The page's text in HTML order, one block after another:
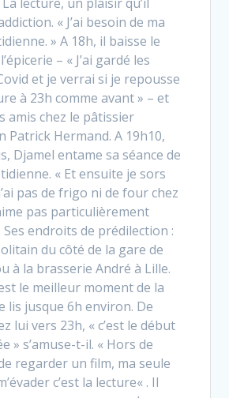
« J’ai besoin de ma
» A 18h, il baisse le
– « J’ai gardé les
et je verrai si je repousse
à 23h comme avant » – et
amis chez le pâtissier
Patrick Hermand. A 19h10,
Djamel entame sa séance de
« Et ensuite je sors
pas de frigo ni de four chez
pas particulièrement
Ses endroits de prédilection :
du côté de la gare de
à la brasserie André à Lille.
le meilleur moment de la
lis jusque 6h environ. De
lui vers 23h, « c’est le début
» s’amuse-t-il. « Hors de
regarder un film, ma seule
c’est la lecture« . Il